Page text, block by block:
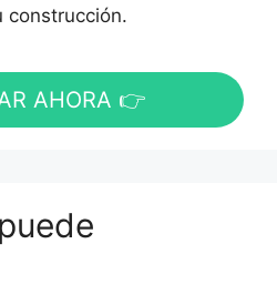
construcción.
AHORA 👉